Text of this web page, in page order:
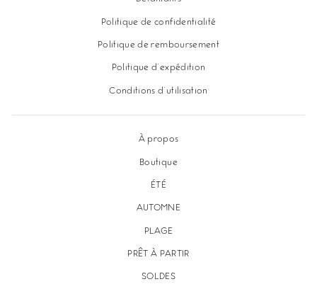
Politique de confidentialité
Politique de remboursement
Politique d'expédition
Conditions d'utilisation
À propos
Boutique
ÉTÉ
AUTOMNE
PLAGE
PRÊT À PARTIR
SOLDES